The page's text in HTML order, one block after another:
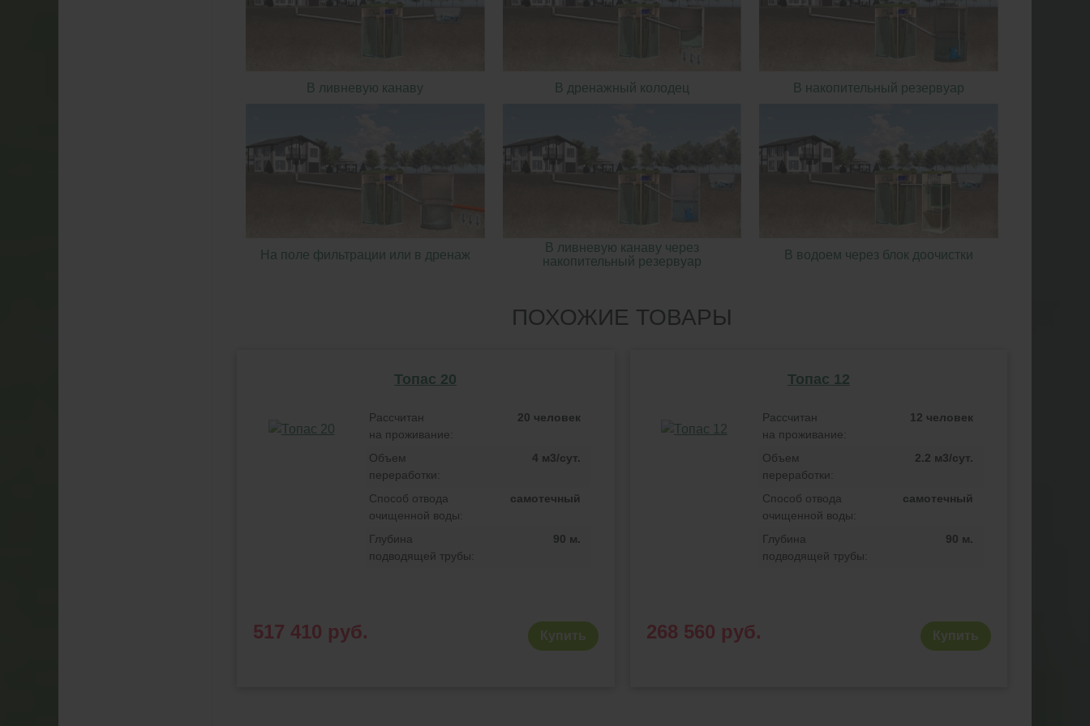
В ливневую канаву В дренажный колодец В накопительный резервуар
На поле фильтрации или в дренаж
В ливневую канаву через
накопительный резервуар
В водоем через блок доочистки
ПОХОЖИЕ ТОВАРЫ
Топас 20
Рассчитан
на проживание:
20 человек
Объем
переработки:
4 м3/сут.
Способ отвода
очищенной воды:
самотечный
Глубина
подводящей трубы:
90 м.
517 410 руб. Купить
Топас 12
Рассчитан
на проживание:
12 человек
Объем
переработки:
2.2 м3/сут.
Способ отвода
очищенной воды:
самотечный
Глубина
подводящей трубы:
90 м.
268 560 руб. Купить